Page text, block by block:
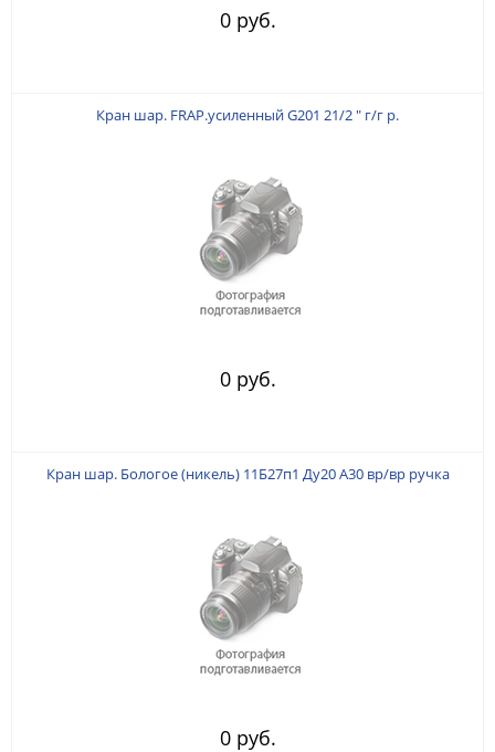
0 руб.
Кран шар. FRAP.усиленный G201 21/2 " г/г р.
0 руб.
Кран шар. Бологое (никель) 11Б27п1 Ду20 А30 вр/вр ручка
0 руб.